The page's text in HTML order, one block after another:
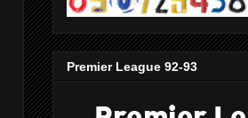
Premier League 92-93